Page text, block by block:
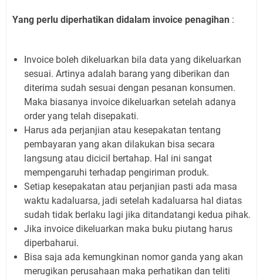
Yang perlu diperhatikan didalam invoice penagihan :
Invoice boleh dikeluarkan bila data yang dikeluarkan
sesuai. Artinya adalah barang yang diberikan dan
diterima sudah sesuai dengan pesanan konsumen.
Maka biasanya invoice dikeluarkan setelah adanya
order yang telah disepakati.
Harus ada perjanjian atau kesepakatan tentang
pembayaran yang akan dilakukan bisa secara
langsung atau dicicil bertahap. Hal ini sangat
mempengaruhi terhadap pengiriman produk.
Setiap kesepakatan atau perjanjian pasti ada masa
waktu kadaluarsa, jadi setelah kadaluarsa hal diatas
sudah tidak berlaku lagi jika ditandatangi kedua pihak.
Jika invoice dikeluarkan maka buku piutang harus
diperbaharui.
Bisa saja ada kemungkinan nomor ganda yang akan
merugikan perusahaan maka perhatikan dan teliti